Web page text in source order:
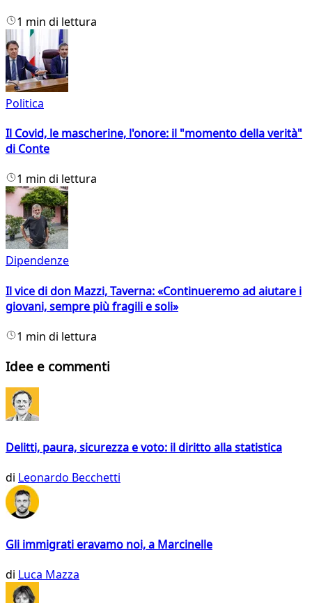
1 min di lettura
Politica
Il Covid, le mascherine, l'onore: il "momento della verità"
di Conte
1 min di lettura
Dipendenze
Il vice di don Mazzi, Taverna: «Continueremo ad aiutare i
giovani, sempre più fragili e soli»
1 min di lettura
Idee e commenti
Delitti, paura, sicurezza e voto: il diritto alla statistica
di Leonardo Becchetti
Gli immigrati eravamo noi, a Marcinelle
di Luca Mazza